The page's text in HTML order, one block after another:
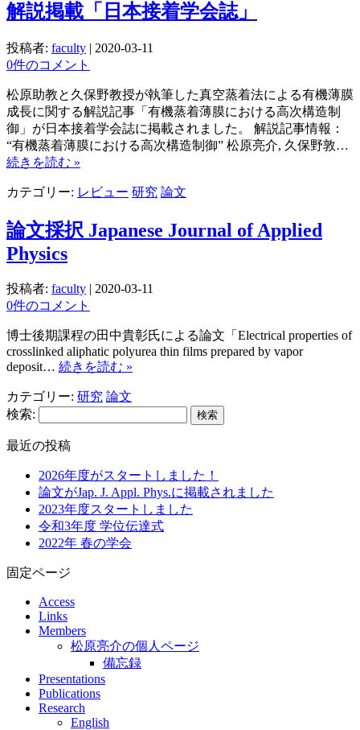
解説掲載「日本接着学会誌」
投稿者: faculty | 2020-03-11
0件のコメント
松原助教と久保野教授が執筆した真空蒸着法による有機薄膜
成長に関する解説記事「有機蒸着薄膜における高次構造制
御」が日本接着学会誌に掲載されました。 解説記事情報：
“有機蒸着薄膜における高次構造制御” 松原亮介, 久保野敦…
続きを読む »
カテゴリー: レビュー 研究 論文
論文採択 Japanese Journal of Applied
Physics
投稿者: faculty | 2020-03-11
0件のコメント
博士後期課程の田中貴彰氏による論文「Electrical properties of
crosslinked aliphatic polyurea thin films prepared by vapor
deposit… 続きを読む »
カテゴリー: 研究 論文
検索:
最近の投稿
2026年度がスタートしました！
論文がJap. J. Appl. Phys.に掲載されました
2023年度スタートしました
令和3年度 学位伝達式
2022年 春の学会
固定ページ
Access
Links
Members
松原亮介の個人ページ
備忘録
Presentations
Publications
Research
English